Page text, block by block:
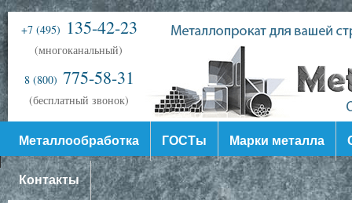
+7 (495) 135-42-23
(многоканальный)
8 (800) 775-58-31
(бесплатный звонок)
Металлообработка ГОСТы Марки металла
Контакты